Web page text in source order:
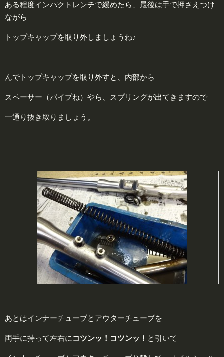
ある程度インパクトレンチで緩めたら、最後は手で押さえつけ
ながら
トップキャップを取り外しましょうね♪
んでトップキャップを取り外すと、内部から
スペーサー（パイプね）やら、スプリングが出てきますので
一通り抜き取りましょう。
あとはインナーチューブとアウターチューブを
両手に持って左右に コツンッ！コツンッ！ と引いて